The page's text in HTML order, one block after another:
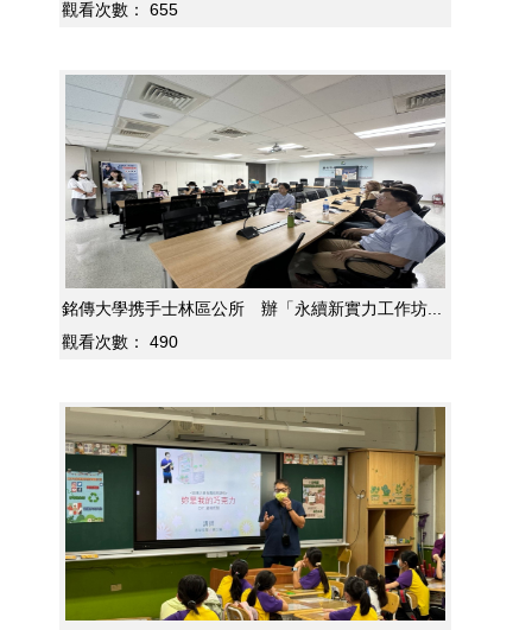
觀看次數：
655
銘傳大學携手士林區公所 辦「永續新實力工作坊...
觀看次數：
490